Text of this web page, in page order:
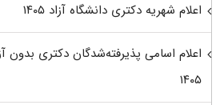
اعلام شهریه دکتری دانشگاه آزاد ۱۴۰۵
اعلام اسامی پذیرفته‌شدگان دکتری بدون
۱۴۰۵